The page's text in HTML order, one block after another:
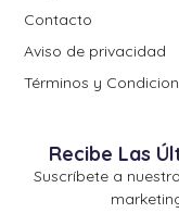
Contacto
Aviso de privacidad
Términos y
Recibe Las
Suscríbete a